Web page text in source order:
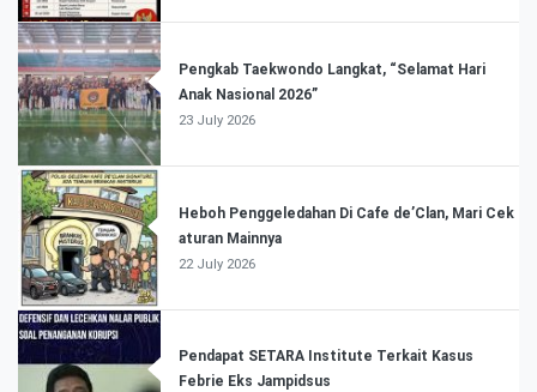
Pengkab Taekwondo Langkat, “Selamat Hari
Anak Nasional 2026”
23 July 2026
Heboh Penggeledahan Di Cafe de’Clan, Mari Cek
aturan Mainnya
22 July 2026
Pendapat SETARA Institute Terkait Kasus
Febrie Eks Jampidsus